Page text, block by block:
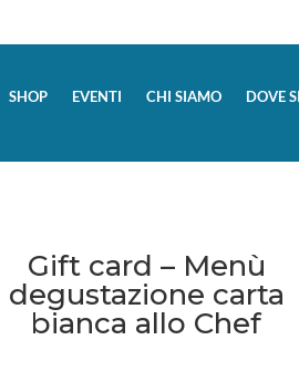
SHOP EVENTI CHI SIAMO DOVE
Gift card – Menù
degustazione carta
bianca allo Chef